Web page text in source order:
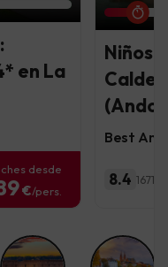
en La
desde
€/pers.
Niños
Best
8.4 1671